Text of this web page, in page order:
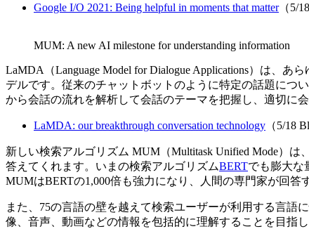
Google I/O 2021: Being helpful in moments that matter（5/
MUM: A new AI milestone for understanding information
LaMDA（Language Model for Dialogue Applications）は、
デルです。従来のチャットボットのように特定の話題につ
から会話の流れを解析して会話のテーマを把握し、適切に会
LaMDA: our breakthrough conversation technology （5/18
新しい検索アルゴリズム MUM（Multitask Unified Mode）
答えてくれます。いまの検索アルゴリズムBERTでも膨大な
MUMはBERTの1,000倍も強力になり、人間の専門家が回答
また、75の言語の壁を越えて検索ユーザーが利用する言語
像、音声、動画などの情報を包括的に理解することを目指